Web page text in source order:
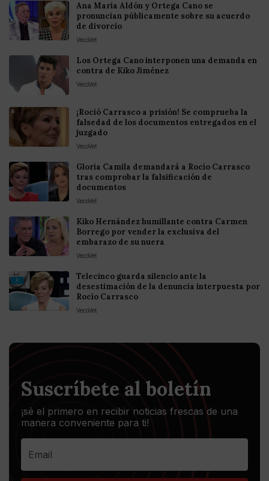
Ana María Aldón y Ortega Cano se
pronuncian públicamente sobre su acuerdo
de divorcio
VecoVet
Los Ortega Cano interponen una demanda en
contra de Kiko Jiménez
VecoVet
¡Roció Carrasco a prisión! Se comprueba la
falsedad de los documentos entregados en el
juzgado
VecoVet
Gloria Camila demandará a Rocío Carrasco
tras comprobar la falsificación de
documentos
VecoVet
Kiko Hernández humillante contra Carmen
Borrego por vender la exclusiva del
embarazo de su nuera
VecoVet
Telecinco guarda silencio ante la
desestimación de la denuncia interpuesta por
Rocío Carrasco
VecoVet
Suscríbete al boletín
¡sé el primero en recibir noticias frescas de una
manera conveniente para ti!